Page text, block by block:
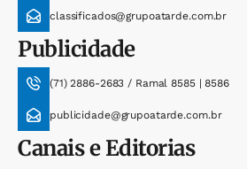
classificados@grupoatarde.com.br
Publicidade
(71) 2886-2683 / Ramal 8585 | 8586
publicidade@grupoatarde.com.br
Canais e Editorias